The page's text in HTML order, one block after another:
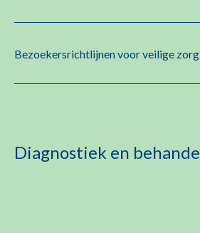
Bezoekersrichtlijnen voor veilige zorg
Diagnostiek en